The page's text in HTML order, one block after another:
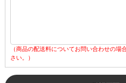
（商品の配送料についてお問い合わせの場
さい。）